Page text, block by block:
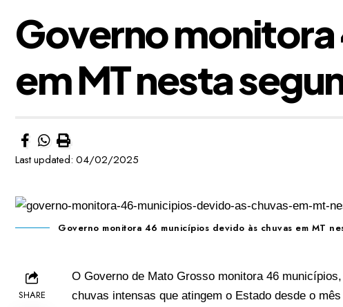
Governo
em MT nesta
Last updated: 04/02/2025
Governo monitora 46 municípios devido às chuvas em MT
SHARE
O Governo de Mato Grosso monitora 46
chuvas intensas que atingem o Estado desde o